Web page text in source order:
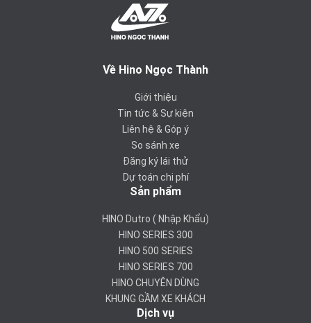
Về Hino Ngọc Thành
Giới thiệu
Tin tức & Sự kiện
Liên hệ & Góp ý
So sánh xe
Đăng ký lái thử
Dự toán chi phí
Sản phẩm
HINO Dutro ( Nhập Khẩu)
HINO SERIES 300
HINO 500 SERIES
HINO SERIES 700
HINO CHUYÊN DÙNG
KHUNG GẦM XE KHÁCH
Dịch vụ